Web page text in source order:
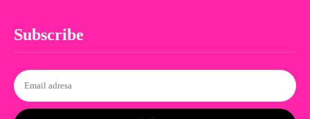
Subscribe